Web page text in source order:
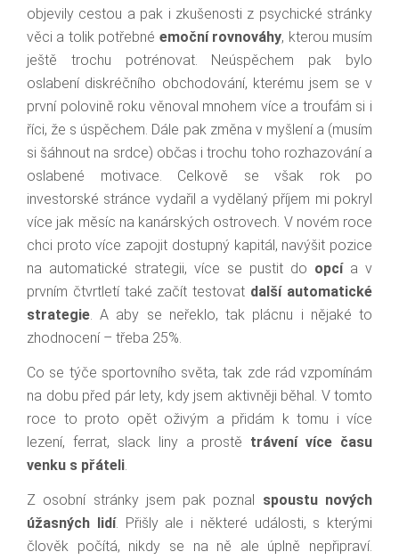
objevily cestou a pak i zkušenosti z psychické stránky
věci a tolik potřebné emoční rovnováhy, kterou musím
ještě trochu potrénovat. Neúspěchem pak bylo
oslabení diskréčního obchodování, kterému jsem se v
první polovině roku věnoval mnohem více a troufám si i
říci, že s úspěchem. Dále pak změna v myšlení a (musím
si šáhnout na srdce) občas i trochu toho rozhazování a
oslabené motivace. Celkově se však rok po
investorské stránce vydařil a vydělaný příjem mi pokryl
více jak měsíc na kanárských ostrovech. V novém roce
chci proto více zapojit dostupný kapitál, navýšit pozice
na automatické strategii, více se pustit do opcía v
prvním čtvrtletí také začít testovat další automatické
strategie. A aby se neřeklo, tak plácnu i nějaké to
zhodnocení – třeba 25%.
Co se týče sportovního světa, tak zde rád vzpomínám
na dobu před pár lety, kdy jsem aktivněji běhal. V tomto
roce to proto opět oživým a přidám k tomu i více
lezení, ferrat, slack liny a prostě trávení více času
venku s přáteli.
Z osobní stránky jsem pak poznal spoustu nových
úžasných lidí. Přišly ale i některé události, s kterými
člověk počítá, nikdy se na ně ale úplně nepřipraví.